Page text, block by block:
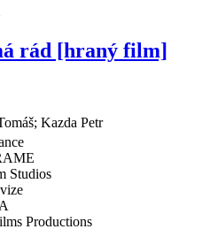
rád [hraný film]
Kazda Petr
Studios
Productions